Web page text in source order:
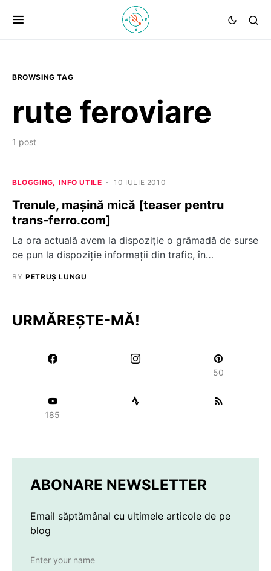
BROWSING TAG
rute feroviare
1 post
BLOGGING INFO UTILE 10 IULIE 2010
Trenule, mașină mică [teaser pentru
trans-ferro.com]
La ora actuală avem la dispoziție o grămadă de surse
ce pun la dispoziție informații din trafic, în…
BY PETRUȘ LUNGU
URMĂREȘTE-MĂ!
50
185
ABONARE NEWSLETTER
Email săptămânal cu ultimele articole de pe
blog